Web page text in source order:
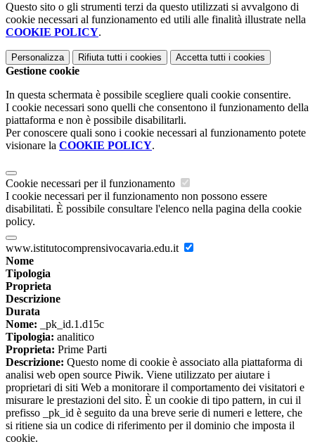
Questo sito o gli strumenti terzi da questo utilizzati si avvalgono di
cookie necessari al funzionamento ed utili alle finalità illustrate nella
COOKIE POLICY.
Personalizza Rifiuta tutti i cookies Accetta tutti i cookies
Gestione cookie
In questa schermata è possibile scegliere quali cookie consentire.
I cookie necessari sono quelli che consentono il funzionamento della
piattaforma e non è possibile disabilitarli.
Per conoscere quali sono i cookie necessari al funzionamento potete
visionare la COOKIE POLICY.
Cookie necessari per il funzionamento
I cookie necessari per il funzionamento non possono essere
disabilitati. È possibile consultare l'elenco nella pagina della cookie
policy.
www.istitutocomprensivocavaria.edu.it
Nome
Tipologia
Proprieta
Descrizione
Durata
Nome: _pk_id.1.d15c
Tipologia: analitico
Proprieta: Prime Parti
Descrizione: Questo nome di cookie è associato alla piattaforma di
analisi web open source Piwik. Viene utilizzato per aiutare i
proprietari di siti Web a monitorare il comportamento dei visitatori e
misurare le prestazioni del sito. È un cookie di tipo pattern, in cui il
prefisso _pk_id è seguito da una breve serie di numeri e lettere, che
si ritiene sia un codice di riferimento per il dominio che imposta il
cookie.